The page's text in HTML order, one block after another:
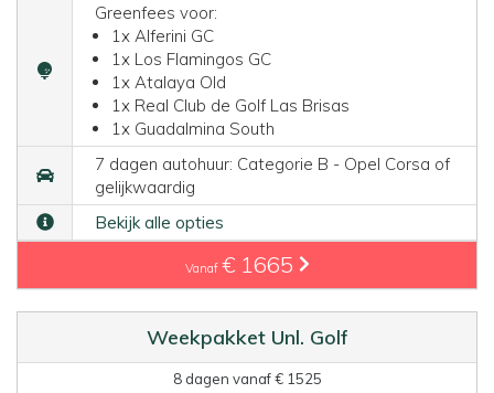
Greenfees voor:
1x Alferini GC
1x Los Flamingos GC
1x Atalaya Old
1x Real Club de Golf Las Brisas
1x Guadalmina South
7 dagen autohuur: Categorie B - Opel Corsa of
gelijkwaardig
Bekijk alle opties
Vanaf € 1665
Weekpakket Unl. Golf
8 dagen vanaf € 1525